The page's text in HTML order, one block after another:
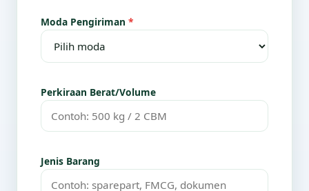
Moda Pengiriman *
Perkiraan Berat/Volume
Jenis Barang